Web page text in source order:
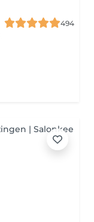
494